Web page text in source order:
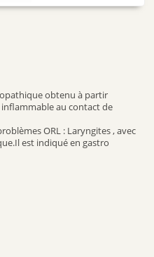
obtenu à partir
au contact de
ORL : Laryngites , avec
est indiqué en gastro